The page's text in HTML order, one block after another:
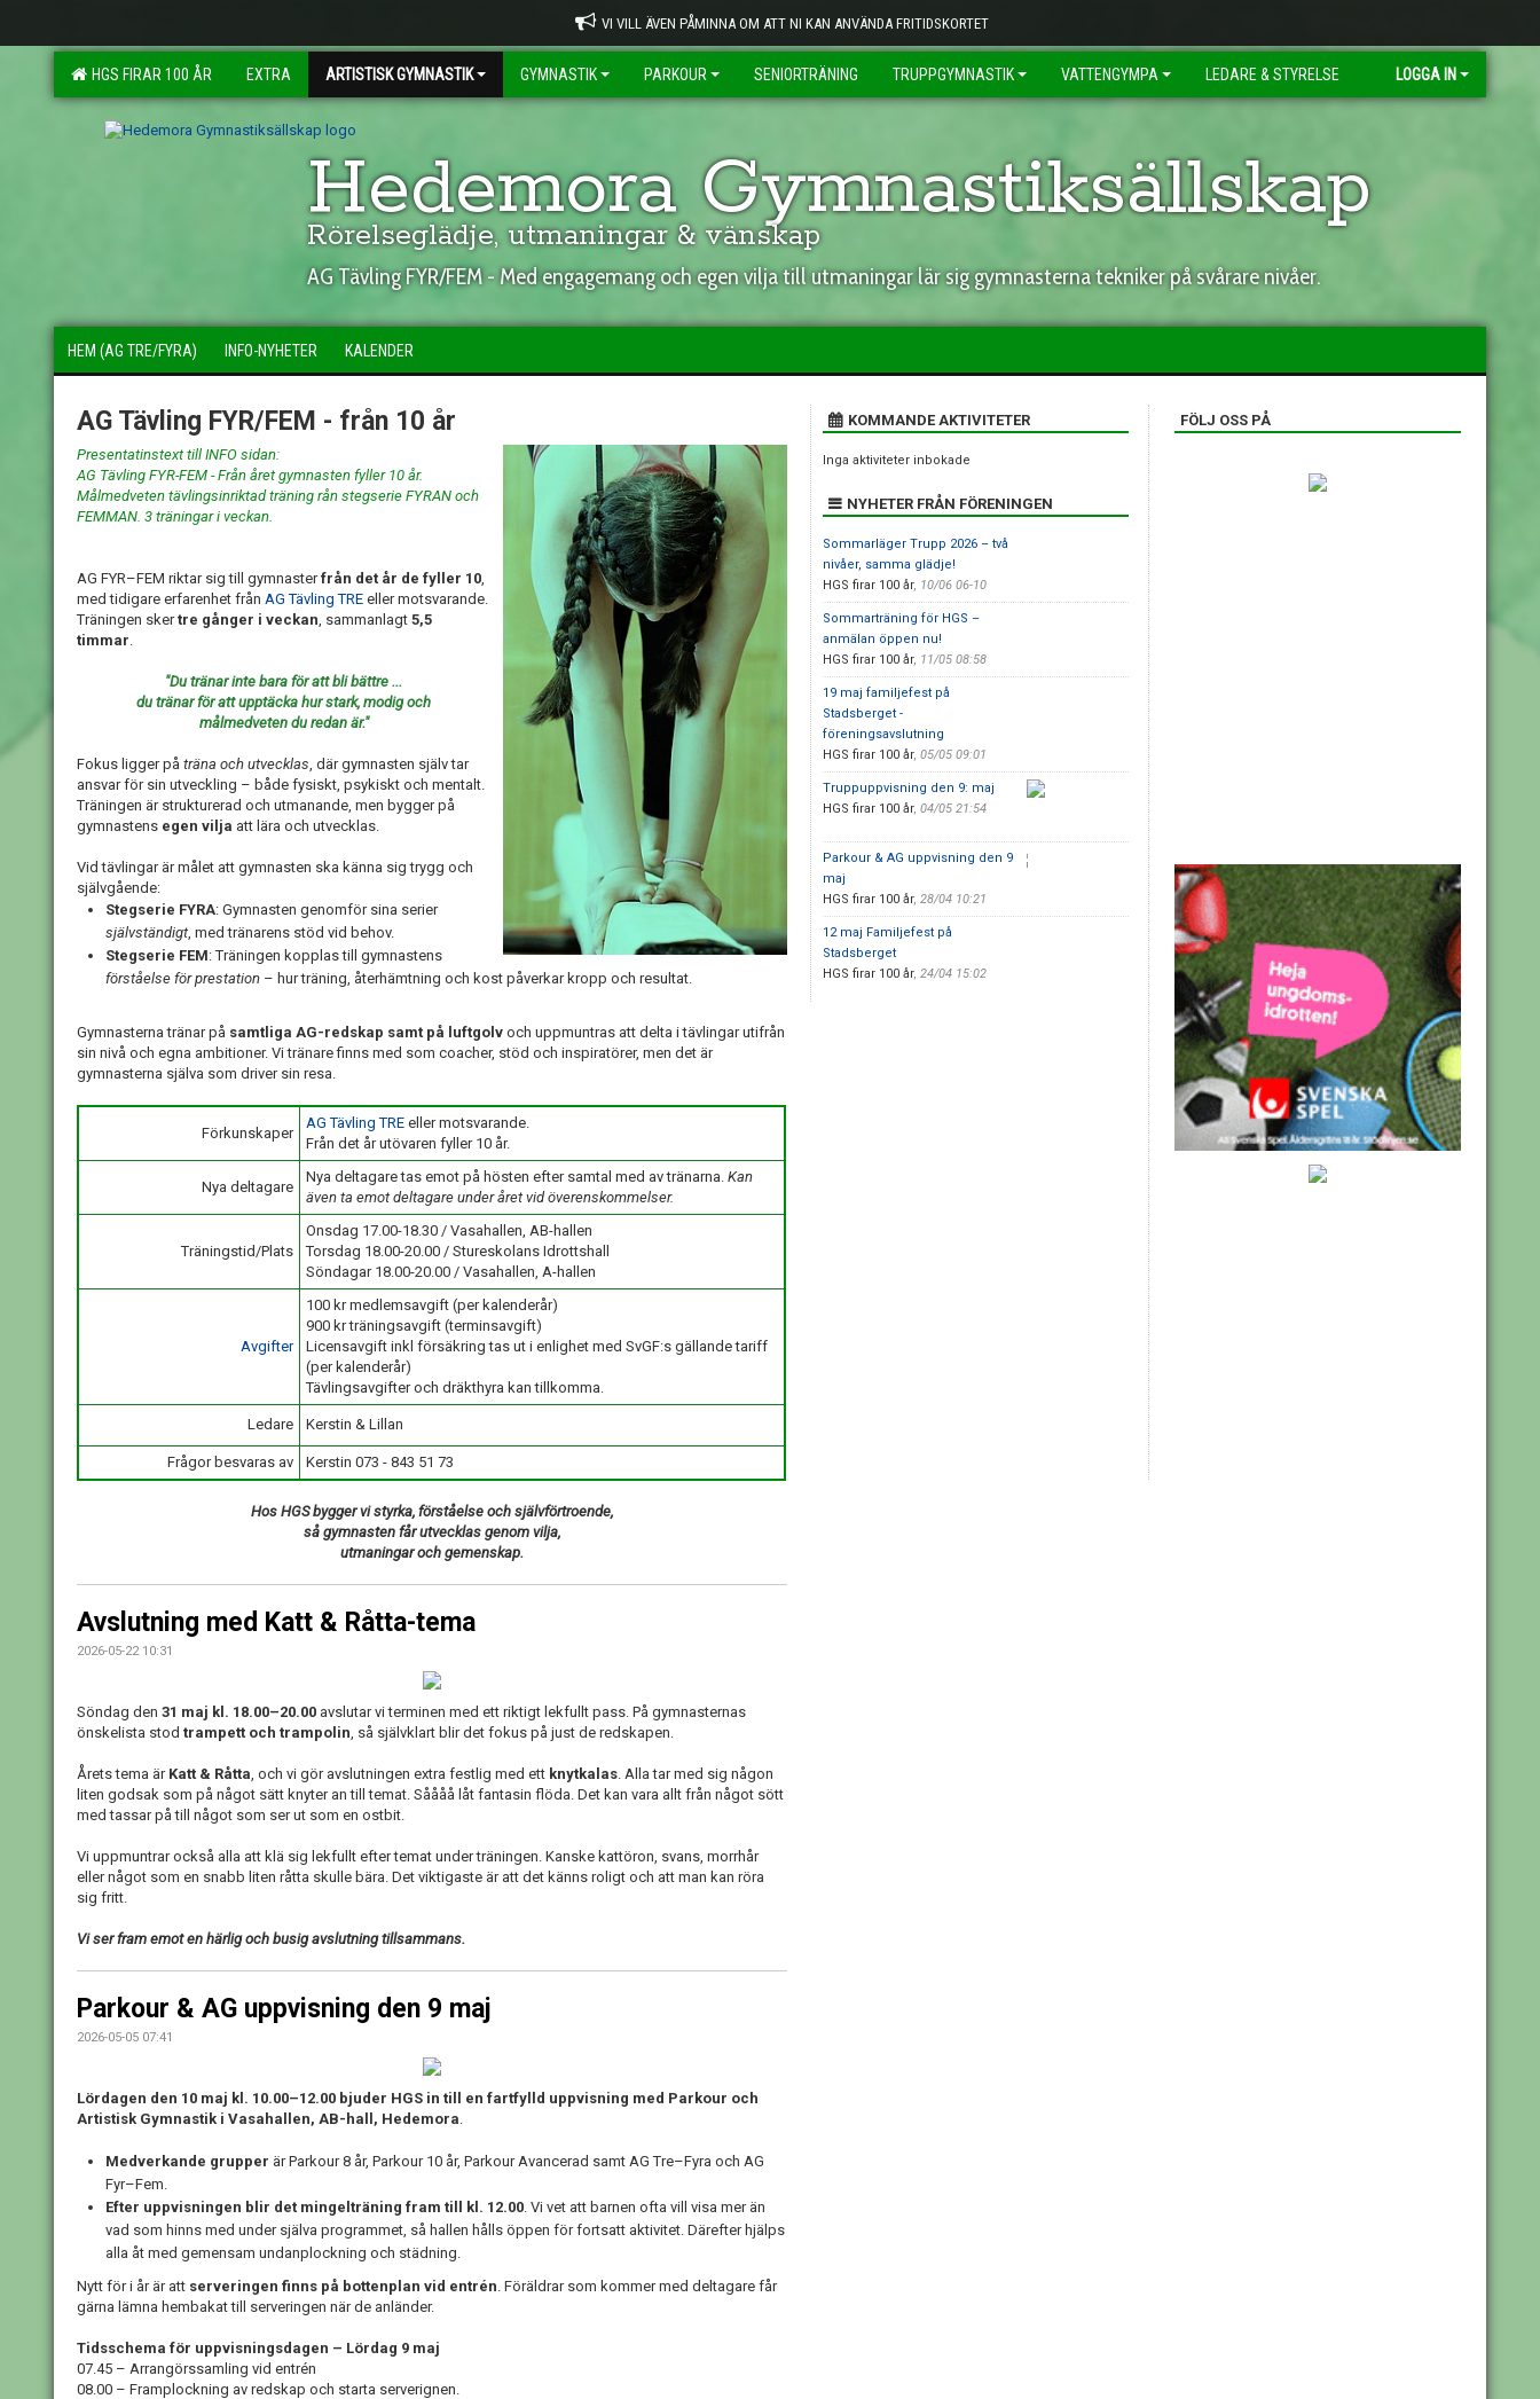
VI VILL ÄVEN PÅMINNA OM ATT NI KAN ANVÄNDA FRITIDSKORTET
HGS FIRAR 100 ÅR EXTRA ARTISTISK GYMNASTIK GYMNASTIK PARKOUR SENIORTRÄNING TRUPPGYMNASTIK VATTENGYMPA LEDARE & STYRELSE LOGGA IN
Hedemora Gymnastiksällskap
Rörelseglädje, utmaningar & vänskap
AG Tävling FYR/FEM - Med engagemang och egen vilja till utmaningar lär sig gymnasterna tekniker på svårare nivåer.
HEM (AG TRE/FYRA) INFO-NYHETER KALENDER
AG Tävling FYR/FEM - från 10 år
Presentatinstext till INFO sidan:
AG Tävling FYR-FEM - Från året gymnasten fyller 10 år.
Målmedveten tävlingsinriktad träning rån stegserie FYRAN och
FEMMAN. 3 träningar i veckan.
AG FYR–FEM riktar sig till gymnasterfrån det år de fyller 10,
med tidigare erfarenhet från AG Tävling TRE eller motsvarande.
Träningen skertre gånger i veckan, sammanlagt 5,5
timmar.
"Du tränar inte bara för att bli bättre ...
du tränar för att upptäcka hur stark, modig och
målmedveten du redan är."
Fokus ligger på träna och utvecklas, där gymnasten själv tar
ansvar för sin utveckling – både fysiskt, psykiskt och mentalt.
Träningen är strukturerad och utmanande, men bygger på
gymnastens egen vilja att lära och utvecklas.
Vid tävlingar är målet att gymnasten ska känna sig trygg och
självgående:
Stegserie FYRA: Gymnasten genomför sina serier
självständigt, med tränarens stöd vid behov.
Stegserie FEM: Träningen kopplas till gymnastens
förståelse för prestation – hur träning, återhämtning och kost påverkar kropp och resultat.
Gymnasterna tränar på samtliga AG-redskap samt på luftgolv och uppmuntras att delta i tävlingar utifrån
sin nivå och egna ambitioner. Vi tränare finns med som coacher, stöd och inspiratörer, men det är
gymnasterna själva som driver sin resa.
Förkunskaper
AG Tävling TRE eller motsvarande.
Från det år utövaren fyller 10 år.
Nya deltagare
Nya deltagare tas emot på hösten efter samtal med av tränarna. Kan
även ta emot deltagare under året vid överenskommelser.
Träningstid/Plats
Onsdag 17.00-18.30 / Vasahallen, AB-hallen
Torsdag 18.00-20.00 / Stureskolans Idrottshall
Söndagar 18.00-20.00 / Vasahallen, A-hallen
Avgifter
100 kr medlemsavgift (per kalenderår)
900 kr träningsavgift (terminsavgift)
Licensavgift inkl försäkring tas ut i enlighet med SvGF:s gällande tariff
(per kalenderår)
Tävlingsavgifter och dräkthyra kan tillkomma.
Ledare Kerstin & Lillan
Frågor besvaras av Kerstin 073 - 843 51 73
Hos HGS bygger vi styrka, förståelse och självförtroende,
så gymnasten får utvecklas genom vilja,
utmaningar och gemenskap.
Avslutning med Katt & Råtta-tema
2026-05-22 10:31
Söndag den 31 maj kl. 18.00–20.00 avslutar vi terminen med ett riktigt lekfullt pass. På gymnasternas
önskelista stod trampett och trampolin, så självklart blir det fokus på just de redskapen.
Årets tema är Katt & Råtta, och vi gör avslutningen extra festlig med ett knytkalas. Alla tar med sig någon
liten godsak som på något sätt knyter an till temat. Såååå låt fantasin flöda. Det kan vara allt från något sött
med tassar på till något som ser ut som en ostbit.
Vi uppmuntrar också alla att klä sig lekfullt efter temat under träningen. Kanske kattöron, svans, morrhår
eller något som en snabb liten råtta skulle bära. Det viktigaste är att det känns roligt och att man kan röra
sig fritt.
Vi ser fram emot en härlig och busig avslutning tillsammans.
Parkour & AG uppvisning den 9 maj
2026-05-05 07:41
Lördagen den 10 maj kl. 10.00–12.00 bjuder HGS in till en fartfylld uppvisning med Parkour och
Artistisk Gymnastik i Vasahallen, AB-hall, Hedemora.
Medverkande grupper är Parkour 8 år, Parkour 10 år, Parkour Avancerad samt AG Tre–Fyra och AG
Fyr–Fem.
Efter uppvisningen blir det mingelträning fram till kl. 12.00. Vi vet att barnen ofta vill visa mer än
vad som hinns med under själva programmet, så hallen hålls öppen för fortsatt aktivitet. Därefter hjälps
alla åt med gemensam undanplockning och städning.
Nytt för i år är att serveringen finns på bottenplan vid entrén. Föräldrar som kommer med deltagare får
gärna lämna hembakat till serveringen när de anländer.
Tidsschema för uppvisningsdagen – Lördag 9 maj
07.45 – Arrangörssamling vid entrén
08.00 – Framplockning av redskap och starta serverignen.
KOMMANDE AKTIVITETER
Inga aktiviteter inbokade
NYHETER FRÅN FÖRENINGEN
Sommarläger Trupp 2026 – två
nivåer, samma glädje!
HGS firar 100 år, 10/06 06-10
Sommarträning för HGS –
anmälan öppen nu!
HGS firar 100 år, 11/05 08:58
19 maj familjefest på
Stadsberget -
föreningsavslutning
HGS firar 100 år, 05/05 09:01
Truppuppvisning den 9: maj
HGS firar 100 år, 04/05 21:54
Parkour & AG uppvisning den 9
maj
HGS firar 100 år, 28/04 10:21
12 maj Familjefest på
Stadsberget
HGS firar 100 år, 24/04 15:02
FÖLJ OSS PÅ